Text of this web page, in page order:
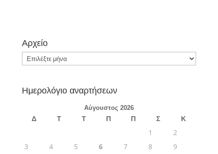
Αρχείο
Αρχείο
Ημερολόγιο αναρτήσεων
Αύγουστος 2026
Δ Τ Τ Π Π Σ
Κ
1
2
3
4 5 6 7 8
9